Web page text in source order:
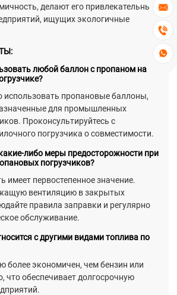



делают его привлекательным
ищущих экологичные
любой баллон с пропаном на
использовать пропановые баллоны,
для промышленных
Проконсультируйтесь с
погрузчика о совместимости.
либо меры предосторожности при
погрузчиков?
имеет первостепенное значение.
вентиляцию в закрытых
правила заправки и регулярно
обслуживание.
с другими видами топлива по
более экономичен, чем бензин или
что обеспечивает долгосрочную